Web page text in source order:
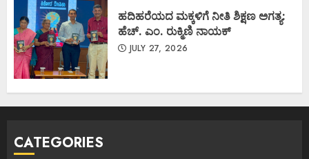
ಹದಿಹರೆಯದ ಮಕ್ಕಳಿಗೆ ನೀತಿ ಶಿಕ್ಷಣ ಅಗತ್ಯ:
ಹೆಚ್. ಎಂ. ರುಕ್ಮಿಣಿ ನಾಯಕ್
JULY 27, 2026
CATEGORIES